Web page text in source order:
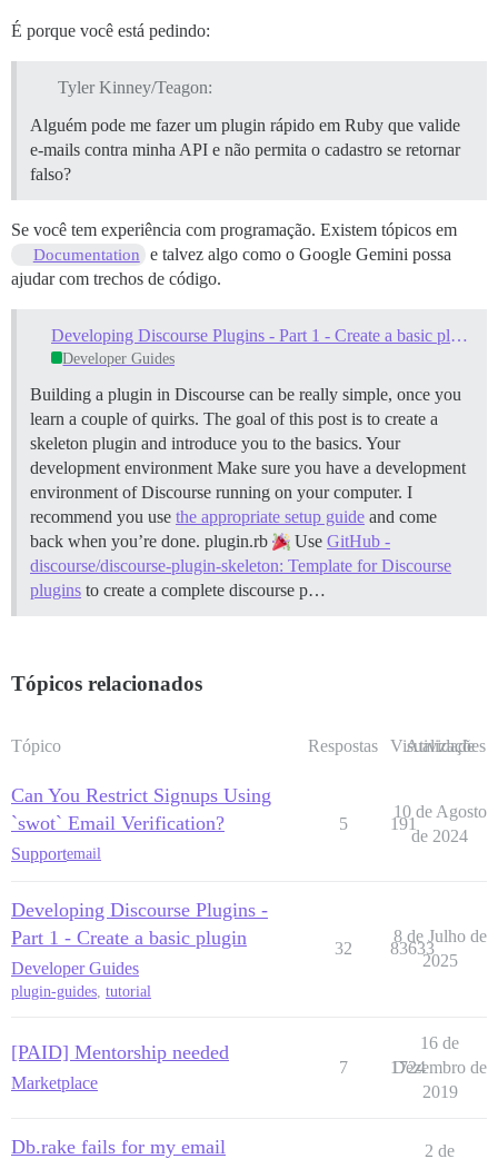
É porque você está pedindo:
Tyler Kinney/Teagon:
Alguém pode me fazer um plugin rápido em Ruby que valide
e-mails contra minha API e não permita o cadastro se retornar
falso?
Se você tem experiência com programação. Existem tópicos em
Documentation
e talvez algo como o Google Gemini possa
ajudar com trechos de código.
Developing Discourse Plugins - Part 1 - Create a basic plugin
Developer Guides
Building a plugin in Discourse can be really simple, once you
learn a couple of quirks. The goal of this post is to create a
skeleton plugin and introduce you to the basics. Your
development environment Make sure you have a development
environment of Discourse running on your computer. I
recommend you use the appropriate setup guide and come
back when you’re done. plugin.rb Use GitHub -
discourse/discourse-plugin-skeleton: Template for Discourse
plugins to create a complete discourse p…
Tópicos relacionados
Tópico Respostas Visualizações
Atividade
Can You Restrict Signups Using
`swot` Email Verification?
Supportemail
5 191
10 de Agosto
de 2024
Developing Discourse Plugins -
Part 1 - Create a basic plugin
Developer Guides
plugin-guides tutorial
32 83633
8 de Julho de
2025
[PAID] Mentorship needed
Marketplace
7 1724
16 de
Dezembro de
2019
Db.rake fails for my email 2 de